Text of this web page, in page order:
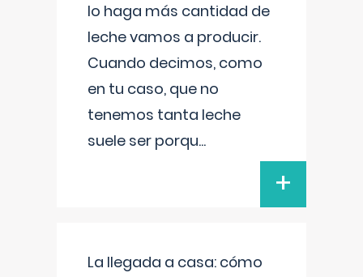
lo haga más cantidad de
leche vamos a producir.
Cuando decimos, como
en tu caso, que no
tenemos tanta leche
suele ser porqu...
+
La llegada a casa: cómo